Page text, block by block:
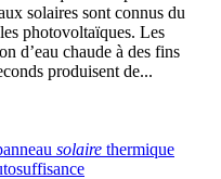
solaires sont connus du
photovoltaïques. Les
d’eau chaude à des fins
produisent de...
solaire thermique